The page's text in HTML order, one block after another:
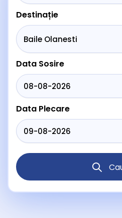
Destinație
Data Sosire
Data Plecare